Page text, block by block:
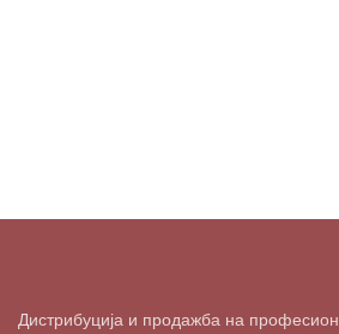
Дистрибуција и продажба на